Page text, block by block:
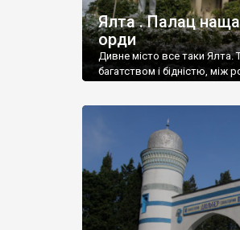
Ялта . Палац
орди
Дивне місто все таки Ялта.
багатством і бідністю, між